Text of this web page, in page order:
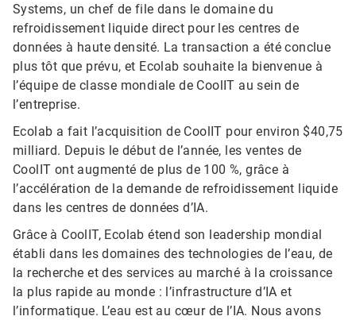
Systems, un chef de file dans le domaine du
refroidissement liquide direct pour les centres de
données à haute densité. La transaction a été conclue
plus tôt que prévu, et Ecolab souhaite la bienvenue à
l’équipe de classe mondiale de CoolIT au sein de
l’entreprise.
Ecolab a fait l’acquisition de CoolIT pour environ $40,75
milliard. Depuis le début de l’année, les ventes de
CoolIT ont augmenté de plus de 100 %, grâce à
l’accélération de la demande de refroidissement liquide
dans les centres de données d’IA.
Grâce à CoolIT, Ecolab étend son leadership mondial
établi dans les domaines des technologies de l’eau, de
la recherche et des services au marché à la croissance
la plus rapide au monde : l’infrastructure d’IA et
l’informatique. L’eau est au cœur de l’IA. Nous avons